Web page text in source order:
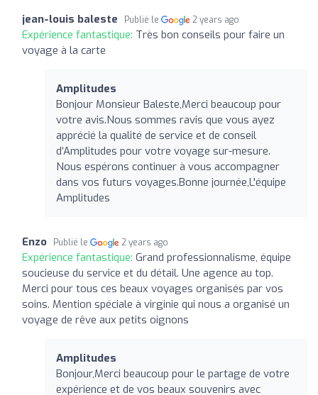
jean-louis baleste Publié le 2 years ago
Expérience fantastique: Très bon conseils pour faire un
voyage à la carte
Amplitudes
Bonjour Monsieur Baleste,Merci beaucoup pour
votre avis.Nous sommes ravis que vous ayez
apprécié la qualité de service et de conseil
d’Amplitudes pour votre voyage sur-mesure.
Nous espérons continuer à vous accompagner
dans vos futurs voyages.Bonne journée,L'équipe
Amplitudes
Enzo Publié le 2 years ago
Expérience fantastique: Grand professionnalisme, équipe
soucieuse du service et du détail. Une agence au top.
Merci pour tous ces beaux voyages organisés par vos
soins. Mention spéciale à virginie qui nous a organisé un
voyage de rêve aux petits oignons
Amplitudes
Bonjour,Merci beaucoup pour le partage de votre
expérience et de vos beaux souvenirs avec